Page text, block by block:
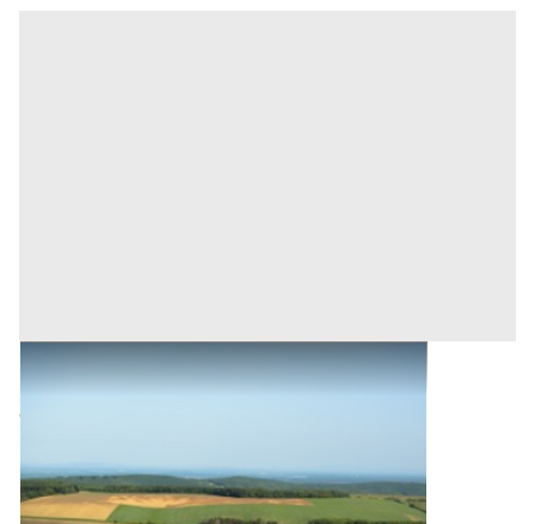
Terreni all'asta a Padova
72.000 €
Codice asta:AI3376888
Asta chiusa